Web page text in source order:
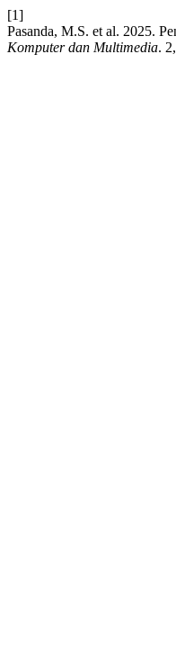
[1]
Pasanda, M.S. et al. 2025.
Komputer dan Multimedia.